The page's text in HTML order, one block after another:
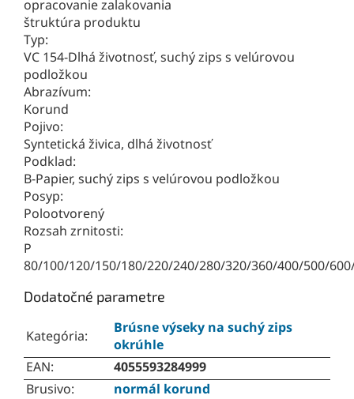
opracovanie zalakovania
štruktúra produktu
Typ:
VC 154-Dlhá životnosť, suchý zips s velúrovou
podložkou
Abrazívum:
Korund
Pojivo:
Syntetická živica, dlhá životnosť
Podklad:
B-Papier, suchý zips s velúrovou podložkou
Posyp:
Polootvorený
Rozsah zrnitosti:
P
80/100/120/150/180/220/240/280/320/360/400/500/
Dodatočné parametre
Kategória:
Brúsne výseky na suchý zips
okrúhle
EAN:
4055593284999
Brusivo:
normál korund